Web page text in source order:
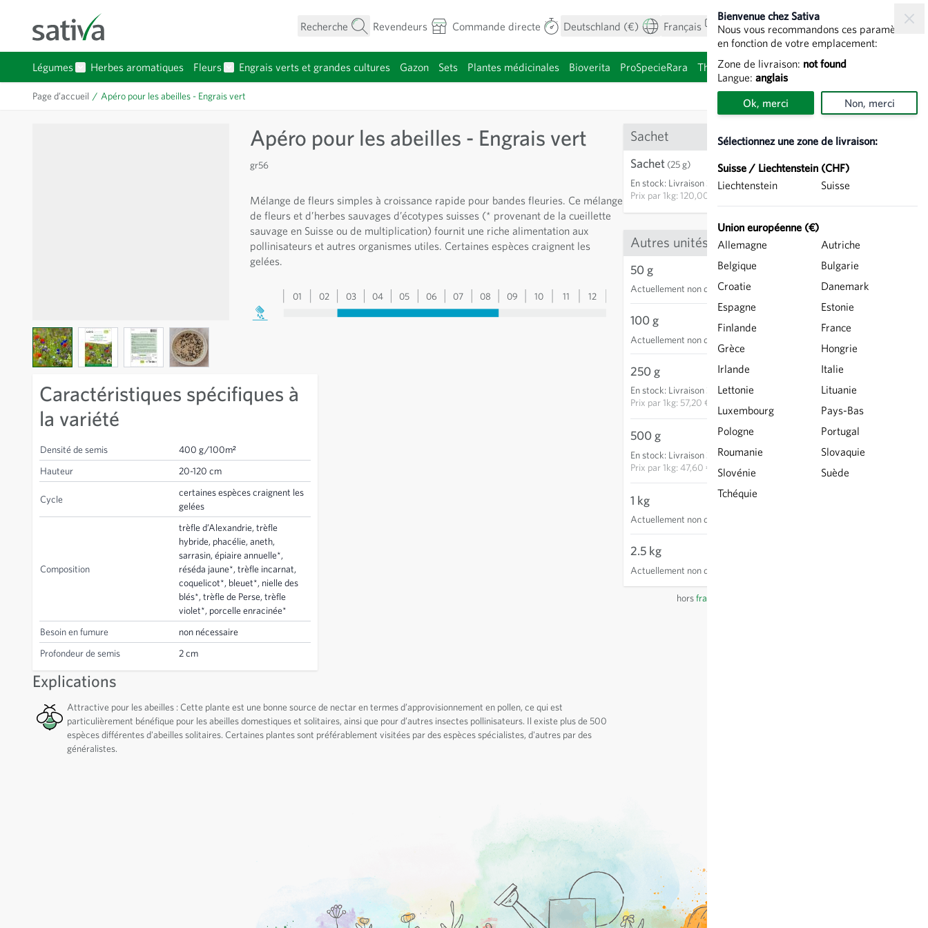
Recherche
Revendeurs Commande directe Deutschland (€) Français Mon compte Voir le panier
Légumes
Herbes aromatiques
Fleurs
Engrais verts et grandes cultures Gazon Sets Plantes médicinales Bioverita ProSpecieRara Thèmes Graines à germer
Bienvenue chez Sativa
Nous vous recommandons ces paramètres
en fonction de votre emplacement:
Zone de livraison: not found
Langue: anglais
Ok, merci Non, merci
Sélectionnez une zone de livraison:
Suisse / Liechtenstein (CHF)
Liechtenstein
Suisse
Union européenne (€)
Allemagne
Autriche
Belgique
Bulgarie
Croatie
Danemark
Espagne
Estonie
Finlande
France
Grèce
Hongrie
Irlande
Italie
Lettonie
Lituanie
Luxembourg
Pays-Bas
Pologne
Portugal
Roumanie
Slovaquie
Slovénie
Suède
Tchéquie
Page d’accueil / Apéro pour les abeilles - Engrais vert
Apéro pour les abeilles - Engrais vert
gr56
Mélange de fleurs simples à croissance rapide pour bandes fleuries. Ce mélange
de fleurs et d’herbes sauvages d’écotypes suisses (* provenant de la cueillette
sauvage en Suisse ou de multiplication) fournit une riche alimentation aux
pollinisateurs et autres organismes utiles. Certaines espèces craignent les
gelées.
01 02 03 04 05 06 07 08 09 10 11 12
View larger imageView larger imageView larger imageView larger image
Caractéristiques spécifiques à
la variété
Densité de semis
400 g/100m²
Hauteur
20-120 cm
Cycle
certaines espèces craignent les
gelées
Composition
trèfle d’Alexandrie, trèfle
hybride, phacélie, aneth,
sarrasin, épiaire annuelle*,
réséda jaune*, trèfle incarnat,
coquelicot*, bleuet*, nielle des
blés*, trèfle de Perse, trèfle
violet*, porcelle enracinée*
Besoin en fumure
non nécessaire
Profondeur de semis
2 cm
Explications
Attractive pour les abeilles : Cette plante est une bonne source de nectar en termes d’approvisionnement en pollen, ce qui est
particulièrement bénéfique pour les abeilles domestiques et solitaires, ainsi que pour d’autres insectes pollinisateurs. Il existe plus de 500
espèces différentes d'abeilles solitaires. Certaines plantes sont préférablement visitées par des espèces spécialistes, d'autres par des
généralistes.
Sachet
Sachet (25 g)
En stock: Livraison 3-5 jours
Prix par1kg: 120,00 €
AJOUTER AU PANIER
Autres unités
50 g
Actuellement non disponible
100 g
Actuellement non disponible
250 g
En stock: Livraison 3-5 jours
Prix par1kg: 57,20 €
AJOUTER AU PANIER
500 g
En stock: Livraison 3-5 jours
Prix par1kg: 47,60 €
23,80 €
AJOUTER AU PANIER
1 kg
Actuellement non disponible
2.5 kg
Actuellement non disponible
horsfrais de port